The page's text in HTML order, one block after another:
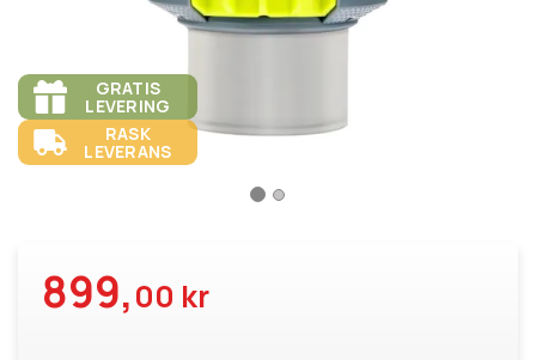
GRATIS
LEVERING
RASK
LEVERANS
899,00 kr